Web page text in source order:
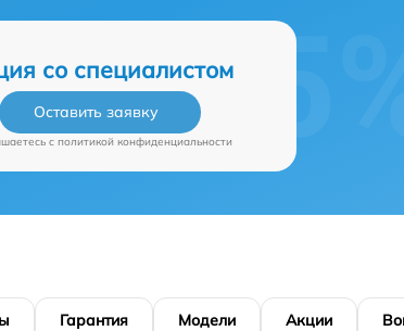
со специалистом
Оставить заявку
c политикой конфиденциальности
Гарантия Модели Акции